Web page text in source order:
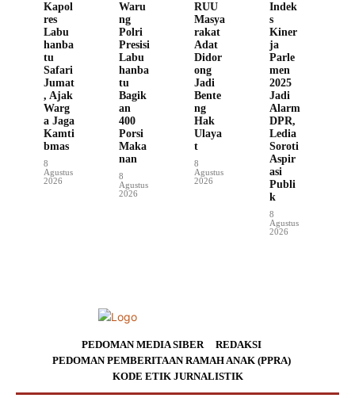
Kapol
res
Labu
hanba
tu
Safari
Jumat
, Ajak
Warg
a Jaga
Kamti
bmas
8
Agustus
2026
Waru
ng
Polri
Presisi
Labu
hanba
tu
Bagik
an
400
Porsi
Maka
nan
8
Agustus
2026
RUU
Masya
rakat
Adat
Didor
ong
Jadi
Bente
ng
Hak
Ulaya
t
8
Agustus
2026
Indek
s
Kiner
ja
Parle
men
2025
Jadi
Alarm
DPR,
Ledia
Soroti
Aspir
asi
Publi
k
8
Agustus
2026
PEDOMAN MEDIA SIBER
REDAKSI
PEDOMAN PEMBERITAAN RAMAH ANAK (PPRA)
KODE ETIK JURNALISTIK